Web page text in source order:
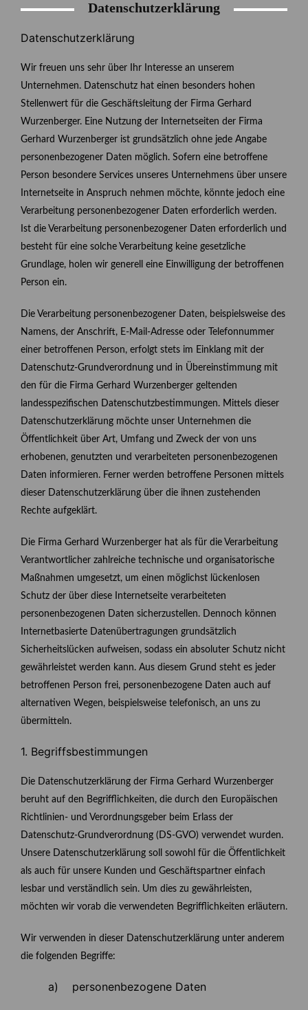
Datenschutzerklärung
Datenschutzerklärung
Wir freuen uns sehr über Ihr Interesse an unserem
Unternehmen. Datenschutz hat einen besonders hohen
Stellenwert für die Geschäftsleitung der Firma Gerhard
Wurzenberger. Eine Nutzung der Internetseiten der Firma
Gerhard Wurzenberger ist grundsätzlich ohne jede Angabe
personenbezogener Daten möglich. Sofern eine betroffene
Person besondere Services unseres Unternehmens über unsere
Internetseite in Anspruch nehmen möchte, könnte jedoch eine
Verarbeitung personenbezogener Daten erforderlich werden.
Ist die Verarbeitung personenbezogener Daten erforderlich und
besteht für eine solche Verarbeitung keine gesetzliche
Grundlage, holen wir generell eine Einwilligung der betroffenen
Person ein.
Die Verarbeitung personenbezogener Daten, beispielsweise des
Namens, der Anschrift, E-Mail-Adresse oder Telefonnummer
einer betroffenen Person, erfolgt stets im Einklang mit der
Datenschutz-Grundverordnung und in Übereinstimmung mit
den für die Firma Gerhard Wurzenberger geltenden
landesspezifischen Datenschutzbestimmungen. Mittels dieser
Datenschutzerklärung möchte unser Unternehmen die
Öffentlichkeit über Art, Umfang und Zweck der von uns
erhobenen, genutzten und verarbeiteten personenbezogenen
Daten informieren. Ferner werden betroffene Personen mittels
dieser Datenschutzerklärung über die ihnen zustehenden
Rechte aufgeklärt.
Die Firma Gerhard Wurzenberger hat als für die Verarbeitung
Verantwortlicher zahlreiche technische und organisatorische
Maßnahmen umgesetzt, um einen möglichst lückenlosen
Schutz der über diese Internetseite verarbeiteten
personenbezogenen Daten sicherzustellen. Dennoch können
Internetbasierte Datenübertragungen grundsätzlich
Sicherheitslücken aufweisen, sodass ein absoluter Schutz nicht
gewährleistet werden kann. Aus diesem Grund steht es jeder
betroffenen Person frei, personenbezogene Daten auch auf
alternativen Wegen, beispielsweise telefonisch, an uns zu
übermitteln.
1. Begriffsbestimmungen
Die Datenschutzerklärung der Firma Gerhard Wurzenberger
beruht auf den Begrifflichkeiten, die durch den Europäischen
Richtlinien- und Verordnungsgeber beim Erlass der
Datenschutz-Grundverordnung (DS-GVO) verwendet wurden.
Unsere Datenschutzerklärung soll sowohl für die Öffentlichkeit
als auch für unsere Kunden und Geschäftspartner einfach
lesbar und verständlich sein. Um dies zu gewährleisten,
möchten wir vorab die verwendeten Begrifflichkeiten erläutern.
Wir verwenden in dieser Datenschutzerklärung unter anderem
die folgenden Begriffe:
a) personenbezogene Daten